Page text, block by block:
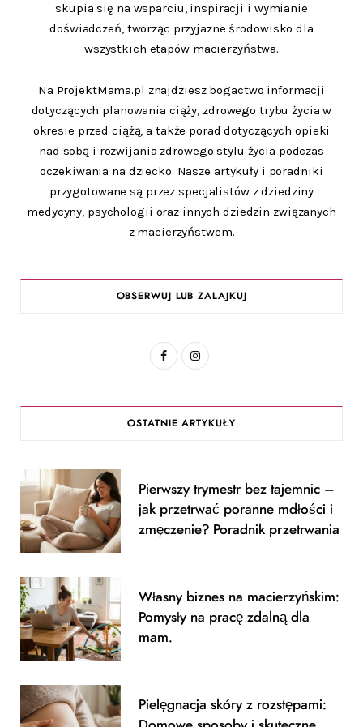
skupia się na wsparciu, inspiracji i wymianie
doświadczeń, tworząc przyjazne środowisko dla
wszystkich etapów macierzyństwa.
Na ProjektMama.pl znajdziesz bogactwo informacji
dotyczących planowania ciąży, zdrowego trybu życia w
okresie przed ciążą, a także porad dotyczących opieki
nad sobą i rozwijania zdrowego stylu życia podczas
oczekiwania na dziecko. Nasze artykuły i poradniki
przygotowane są przez specjalistów z dziedziny
medycyny, psychologii oraz innych dziedzin związanych
z macierzyństwem.
OBSERWUJ LUB ZALAJKUJ
F
c
o
I
s
g
r
OSTATNIE ARTYKUŁY
Pierwszy trymestr bez tajemnic –
jak przetrwać poranne mdłości i
zmęczenie? Poradnik przetrwania
Własny biznes na macierzyńskim:
Pomysły na pracę zdalną dla
mam.
Pielęgnacja skóry z rozstępami: